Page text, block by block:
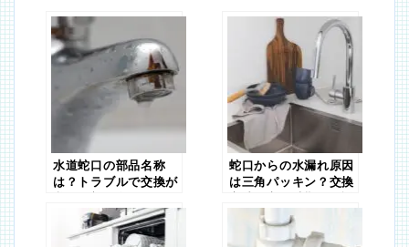
水道蛇口の部品名称
は？トラブルで交換が
蛇口からの水漏れ原因
は三角パッキン？交換